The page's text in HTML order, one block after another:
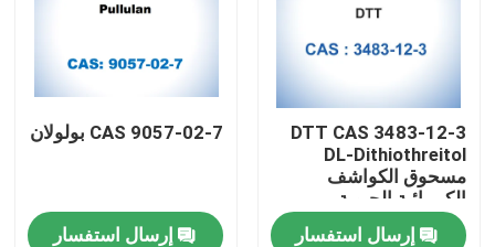
مسكن
DTT CAS 3483-12-3
DL-Dithiothreitol
مسحوق الكواشف
الكيميائية الحيوية
إرسال استفسار
CAS 9057-02-7 بولولان
إرسال استفسار